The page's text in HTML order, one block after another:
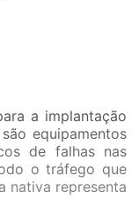
a implantação
equipamentos
de falhas nas
o tráfego que
nativa representa